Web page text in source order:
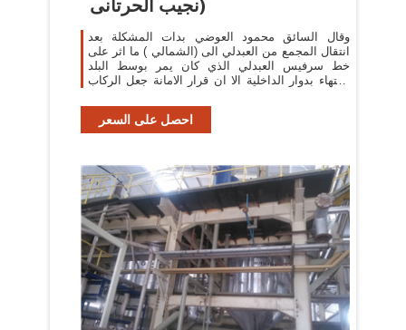
نجيب الحرتانى)
وقال السائق محمود العوضي بدات المشكلة بعد
انتقال المجمع من العبدلي الى (الشمالي ) ما اثر على
خط سرفيس العبدلي الذي كان يمر بوسط البلد
وانتهاء بدوار الداخلية الا ان قرار الامانة جعل الركاب
احصل على السعر